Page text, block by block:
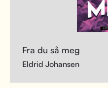
Fra du så meg
Eldrid Johansen